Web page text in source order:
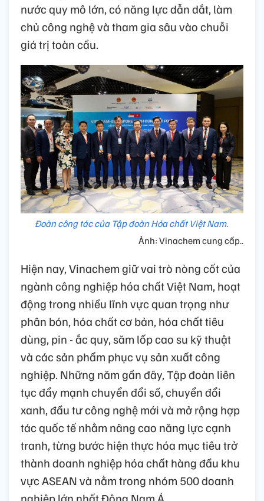
nước quy mô lớn, có năng lực dẫn dắt, làm
chủ công nghệ và tham gia sâu vào chuỗi
giá trị toàn cầu.
Đoàn công tác của Tập đoàn Hóa chất Việt Nam.
Ảnh: Vinachem cung cấp..
Hiện nay, Vinachem giữ vai trò nòng cốt của
ngành công nghiệp hóa chất Việt Nam, hoạt
động trong nhiều lĩnh vực quan trọng như
phân bón, hóa chất cơ bản, hóa chất tiêu
dùng, pin - ắc quy, săm lốp cao su kỹ thuật
và các sản phẩm phục vụ sản xuất công
nghiệp. Những năm gần đây, Tập đoàn liên
tục đẩy mạnh chuyển đổi số, chuyển đổi
xanh, đầu tư công nghệ mới và mở rộng hợp
tác quốc tế nhằm nâng cao năng lực cạnh
tranh, từng bước hiện thực hóa mục tiêu trở
thành doanh nghiệp hóa chất hàng đầu khu
vực ASEAN và nằm trong nhóm 500 doanh